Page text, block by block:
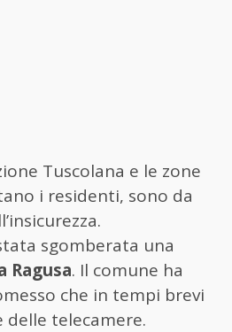
Tuscolana e le zone
i residenti, sono da
sgomberata una
Ragusa. Il comune ha
che in tempi brevi
telecamere.